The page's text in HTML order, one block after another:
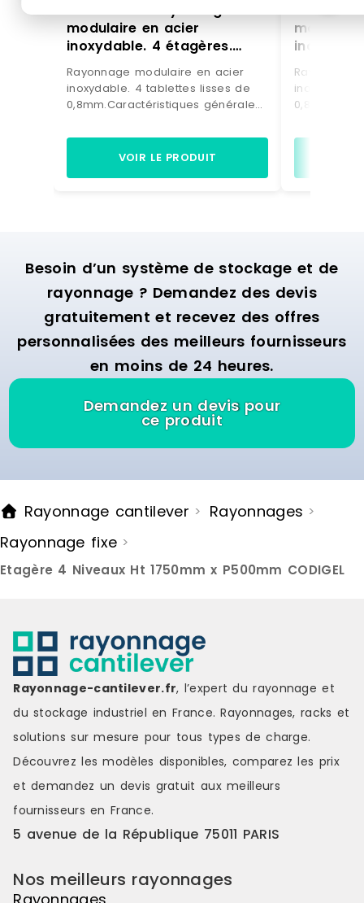
FRICOSMOS Rayonnage
modulaire en acier
inoxydable. 4 étagères.
800X600X1750 – ETFRI002-
800600
Rayonnage modulaire en acier
inoxydable. 4 tablettes lisses de
0,8mm.Caractéristiques générales
supports, les vis et les écrous.
Marque : FRICOSMOS Délai de
VOIR LE PRODUIT
1200300
supports,
Besoin d’un système de stockage et de
rayonnage ? Demandez des devis
gratuitement et recevez des offres
personnalisées des meilleurs fournisseurs
en moins de 24 heures.
Demandez un devis pour
ce produit
Rayonnage cantilever > Rayonnages >
Rayonnage fixe >
Etagère 4 Niveaux Ht 1750mm x P500mm CODIGEL
Rayonnage-cantilever.fr, l’expert du rayonnage et
du stockage industriel en France. Rayonnages, racks et
solutions sur mesure pour tous types de charge.
Découvrez les modèles disponibles, comparez les prix
et demandez un devis gratuit aux meilleurs
fournisseurs en France.
5 avenue de la République 75011 PARIS
Nos meilleurs rayonnages